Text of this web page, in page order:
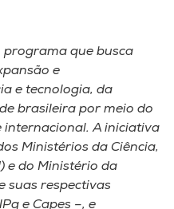
programa que busca
e
e tecnologia, da
brasileira por meio do
A iniciativa
Ministérios da Ciência,
e do Ministério da
suas respectivas
e Capes –, e